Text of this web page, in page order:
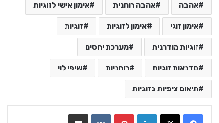
אהבה אהבה רוחנית אימון אישי לזוגיות
אימון זוגי אימון לזוגיות זוגיות
זוגיות מודרנית מערכת יחסים
סדנאות זוגיות רוחניות שיפי לוי
תיאום ציפיות בזוגיות
LinkedIn
VKontakte